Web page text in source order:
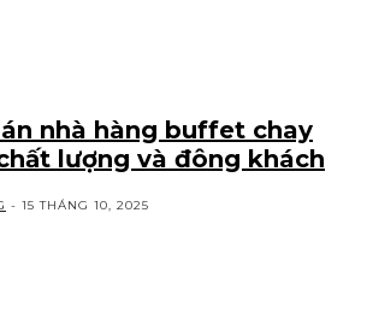
nhà hàng buffet chay
lượng và đông khách
- 15 THÁNG 10, 2025